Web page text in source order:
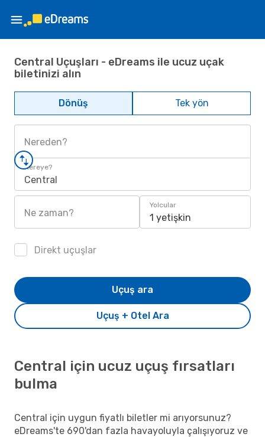
Central Uçuşları - eDreams ile ucuz uçak
biletinizi alın
Dönüş Tek yön
Nereden?
Nereye?
Central
Ne zaman?
Yolcular
1 yetişkin
Direkt uçuşlar
Uçuş + Otel Ara
Uçuş ara
Central için ucuz uçuş fırsatları
bulma
Central için uygun fiyatlı biletler mi arıyorsunuz?
eDreams'te 690'dan fazla havayoluyla çalışıyoruz ve